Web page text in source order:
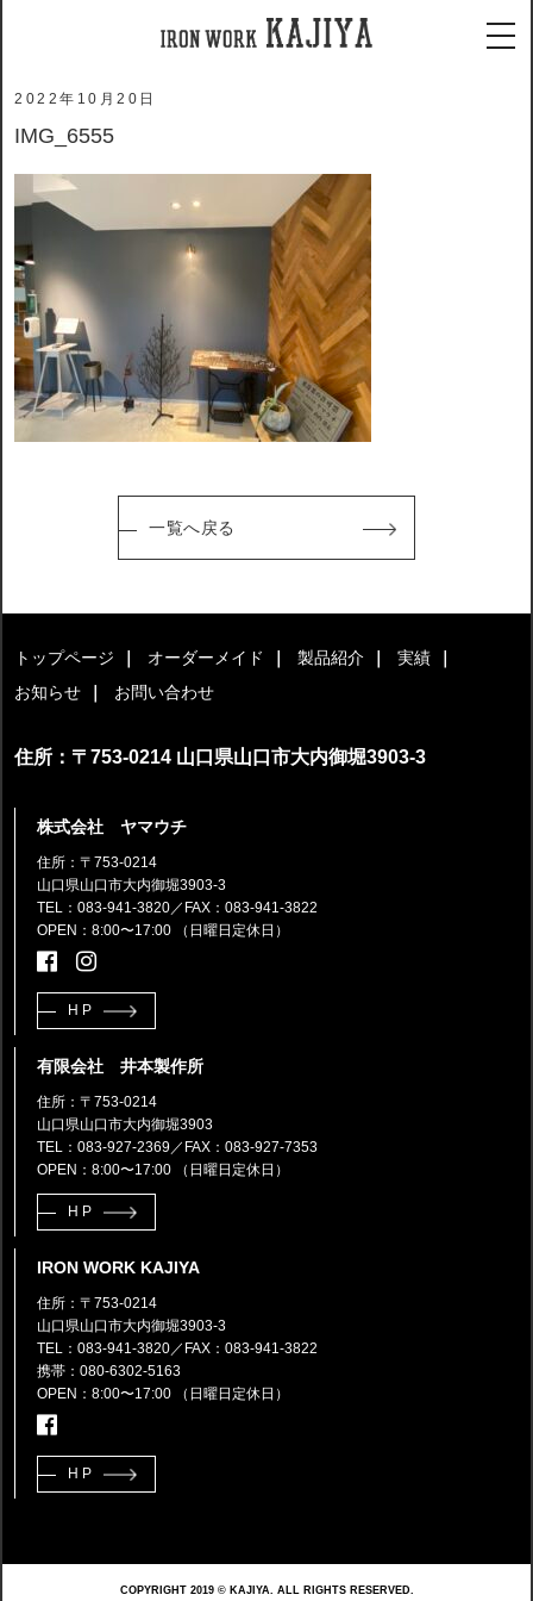
2022年10月20日
IMG_6555
一覧へ戻る
トップページ オーダーメイド 製品紹介
実績
お知らせ
お問い合わせ
住所：〒753-0214 山口県山口市大内御堀3903-3
株式会社 ヤマウチ
住所：〒753-0214
山口県山口市大内御堀3903-3
TEL：083-941-3820 ／FAX：083-941-3822
OPEN：8:00〜17:00 （日曜日定休日）
HP
有限会社 井本製作所
住所：〒753-0214
山口県山口市大内御堀3903
TEL：083-927-2369 ／FAX：083-927-7353
OPEN：8:00〜17:00 （日曜日定休日）
HP
IRON WORK KAJIYA
住所：〒753-0214
山口県山口市大内御堀3903-3
TEL：083-941-3820 ／FAX：083-941-3822
携帯：080-6302-5163
OPEN：8:00〜17:00 （日曜日定休日）
HP
COPYRIGHT 2019 © KAJIYA. ALL RIGHTS RESERVED.